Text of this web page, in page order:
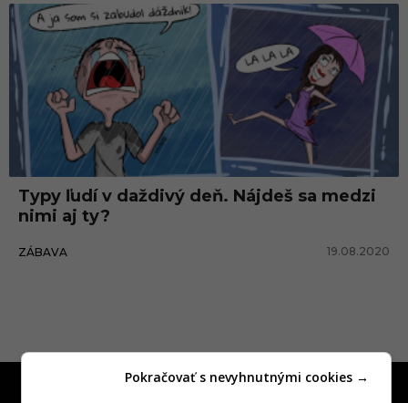
d
a
ž
d
i
v
ý
d
ň
Typy ľudí v daždivý deň. Nájdeš sa medzi
nimi aj ty?
ZÁBAVA 19.08.2020
Pokračovať s nevyhnutnými cookies →